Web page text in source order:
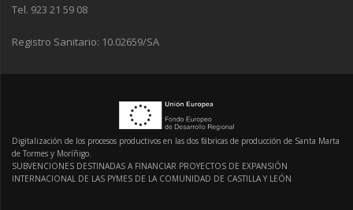
Tel. 923 21 59 08
Registro Sanitario: 10.02659/SA
Digitalización de los procesos productivos en las dos fábricas de producción de Santa Marta
de Tormes y Moríñigo.
SUBVENCIONES DESTINADAS A FINANCIAR PROYECTOS DE EXPANSIÓN
INTERNACIONAL DE LAS PYMES DE LA COMUNIDAD DE CASTILLA Y LEÓN